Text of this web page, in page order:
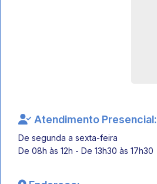
Atendimento Presencial:
De segunda a sexta-feira
De 08h às 12h - De 13h30 às 17h30